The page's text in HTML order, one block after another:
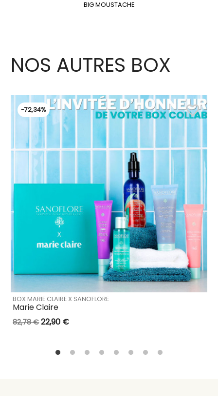
BIG MOUSTACHE
NOS AUTRES BOX
BOX MARIE CLAIRE X SANOFLORE
Marie Claire
82,78 € 22,90 €
-72,34% favorite_border